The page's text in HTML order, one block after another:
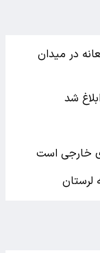
در میدان
شد
خارجی است
لرستان